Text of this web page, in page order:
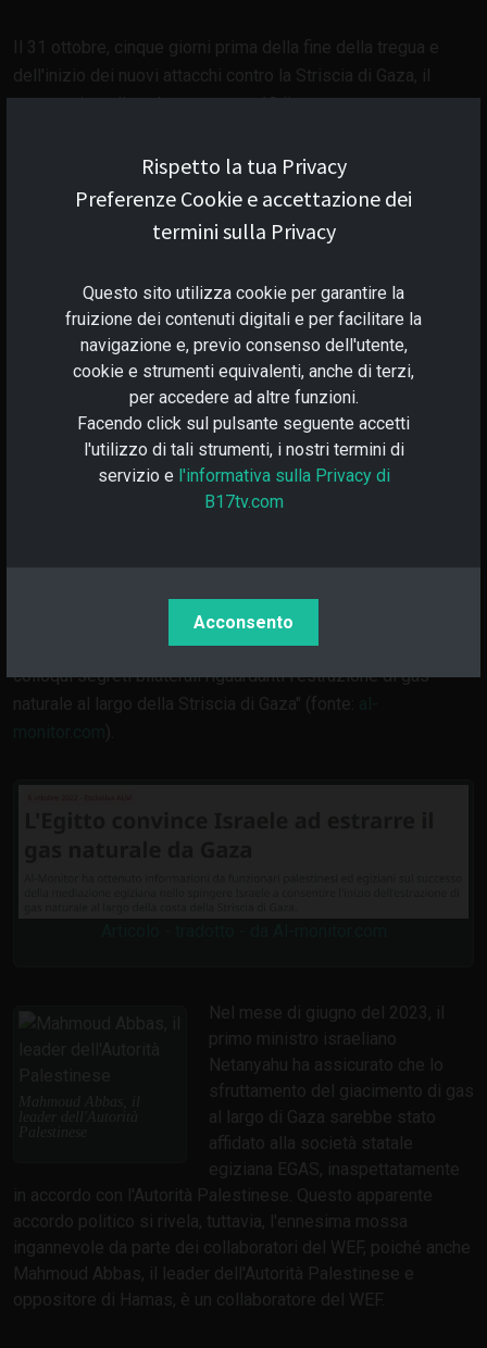
Rispetto la tua Privacy
Preferenze Cookie e accettazione dei
termini sulla Privacy
Questo sito utilizza cookie per garantire la
fruizione dei contenuti digitali e per facilitare la
navigazione e, previo consenso dell'utente,
cookie e strumenti equivalenti, anche di terzi,
per accedere ad altre funzioni.
Facendo click sul pulsante seguente accetti
l'utilizzo di tali strumenti, i nostri termini di
servizio e l'informativa sulla Privacy di
B17tv.com
Acconsento
Il 31 ottobre, cinque giorni prima della fine della tregua e
dell'inizio dei nuovi attacchi contro la Striscia di Gaza, il
governo israeliano ha concesso 12 licenze per
compagnie. La più importante di queste è British Petroleum
(BP). BP è anch'essa un partner strategico del WEF (sono
stipulato un accordo da 1,5 miliardi di dollari con l'
Ma chi è Infosys? Avete indovinato? Esatto è un altro un
partner strategico del WEF, ma non solo il suo co-fondatore,
il miliardario Narayana Murthy, è ovviamente un collaboratore
del WEF, ma, pensa a volte il caso, è anche il suocero del
Primo Ministro britannico Rishi Sunak, che a sua volta è uno
dei Giovani Leader Globali del WEF.
L'ennesima manovra ingannevole
governo israeliano, ma anche dai propri leader, è il seguente:
"Nel periodo 2021-22, Egitto e Israele hanno partecipato a
colloqui segreti bilaterali riguardanti l'estrazione di gas
naturale al largo della Striscia di Gaza" (fonte:
).
Nel mese di giugno del 2023, il
primo ministro israeliano
Netanyahu ha assicurato che lo
sfruttamento del giacimento di gas
al largo di Gaza sarebbe stato
affidato alla società statale
egiziana EGAS, inaspettatamente
in accordo con l'Autorità Palestinese. Questo apparente
accordo politico si rivela, tuttavia, l'ennesima mossa
ingannevole da parte dei collaboratori del WEF, poiché anche
Mahmoud Abbas, il leader dell'Autorità Palestinese e
oppositore di Hamas, è un collaboratore del WEF.